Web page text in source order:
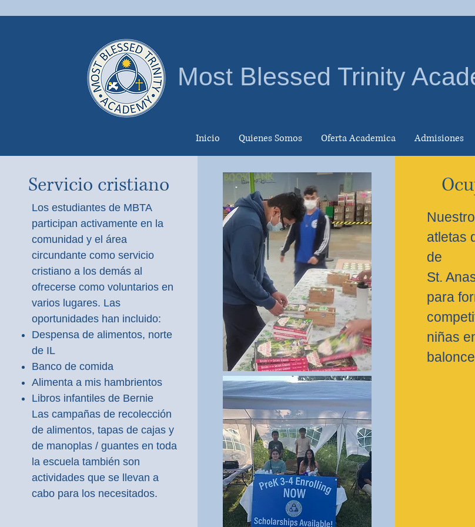
Most Blessed Trinity
Inicio Quienes Somos Oferta Academica Admisiones
Servicio cristiano
Los estudiantes de MBTA
participan activamente en la
comunidad y el área
circundante como servicio
cristiano a los demás al
ofrecerse como voluntarios en
varios lugares. Las
oportunidades han incluido:
Despensa de alimentos, norte
de IL
Banco de comida
Alimenta a mis hambrientos
Libros infantiles de Bernie
Las campañas de recolección
de alimentos, tapas de cajas y
de manoplas / guantes en toda
la escuela también son
actividades que se llevan a
cabo para los necesitados.
atletas
de
St.
para
niñas